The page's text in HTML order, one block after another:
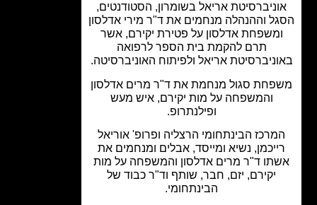
אריאל בשומרון, הסטודנטים,
וההנהלה מנחמים את ד"ר מירי אדלסון
אדלסון על פטירת יקירם, אשר
תרם להקמת בית הספר לרפואה
אריאל ולפיתוח האוניברסיטה.
סגול מנחמת את ד"ר מרים אדלסון
והמשפחה על מות יקירם, איש מעש
ופילנתרופ.
הבינתחומי הרצליה ופרופ' אוריאל
נשיא ומייסד, אבלים ומנחמים את
ד"ר מרים אדלסון והמשפחה על מות
יקירם, יזם, חבר, שותף וד"ר כבוד של
הבינתחומי.